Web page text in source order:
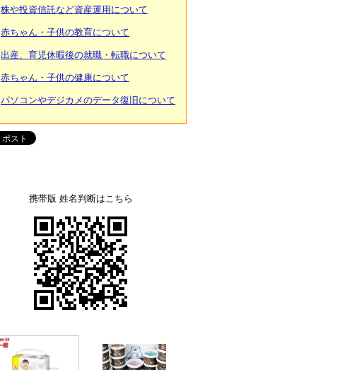
株や投資信託など資産運用について
赤ちゃん・子供の教育について
出産、育児休暇後の就職・転職について
赤ちゃん・子供の健康について
パソコンやデジカメのデータ復旧について
携帯版 姓名判断はこちら